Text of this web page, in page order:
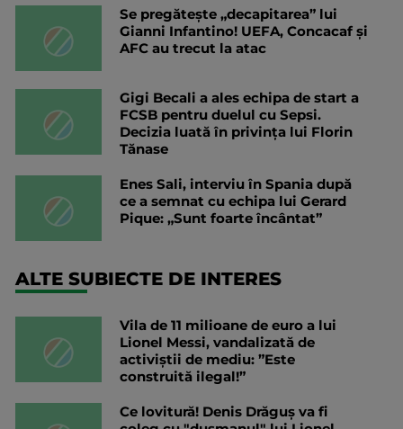
Se pregătește „decapitarea” lui
Gianni Infantino! UEFA, Concacaf și
AFC au trecut la atac
Gigi Becali a ales echipa de start a
FCSB pentru duelul cu Sepsi.
Decizia luată în privința lui Florin
Tănase
Enes Sali, interviu în Spania după
ce a semnat cu echipa lui Gerard
Pique: „Sunt foarte încântat”
ALTE SUBIECTE DE INTERES
Vila de 11 milioane de euro a lui
Lionel Messi, vandalizată de
activiștii de mediu: ”Este
construită ilegal!”
Ce lovitură! Denis Drăguș va fi